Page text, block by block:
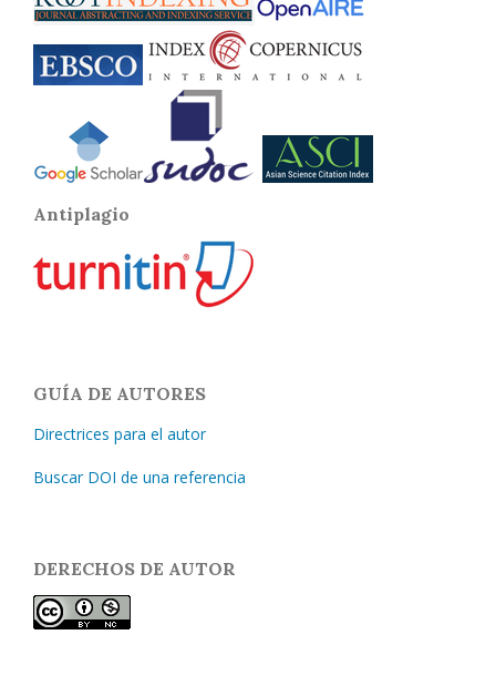
Antiplagio
GUÍA DE AUTORES
Directrices para el autor
Buscar DOI de una referencia
DERECHOS DE AUTOR